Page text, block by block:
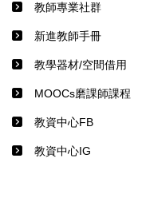
教師專業社群
新進教師手冊
教學器材/空間借用
MOOCs磨課師課程
教資中心FB
教資中心IG